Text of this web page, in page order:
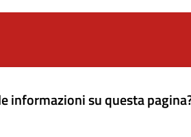
informazioni su questa